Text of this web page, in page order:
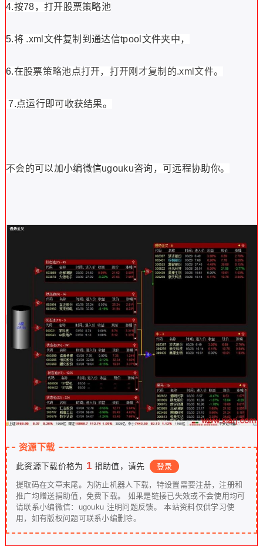
4.按78，打开股票策略池
5.将 .xml文件复制到通达信tpool文件夹中，
6.在股票策略池点打开，打开刚才复制的.xml文件。
7.点运行即可收获结果。
不会的可以加小编微信ugouku咨询，可远程协助你。
资源下载
此资源下载价格为 1 捐助值，请先 登录
提取码在文章末尾。为防止机器人下载，特设置需要注册，注册和
推广均赠送捐助值，免费下载。 如果是链接已失效或不会使用均可
请联系小编微信：ugouku 注明问题反馈。 本站资料仅供学习使
用，如有版权问题可联系小编删除。